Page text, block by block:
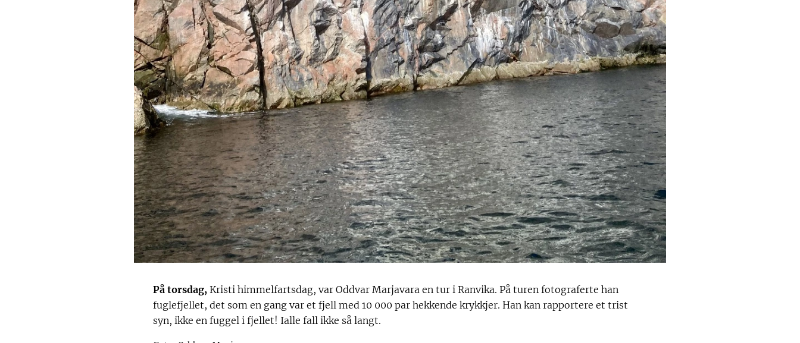
På torsdag, Kristi himmelfartsdag, var Oddvar Marjavara en tur i Ranvika. På turen fotograferte han
fuglefjellet, det som en gang var et fjell med 10 000 par hekkende krykkjer. Han kan rapportere et trist
syn, ikke en fuggel i fjellet! Ialle fall ikke så langt.